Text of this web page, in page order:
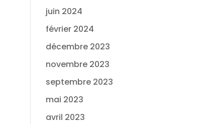
juin 2024
février 2024
décembre 2023
novembre 2023
septembre 2023
mai 2023
avril 2023